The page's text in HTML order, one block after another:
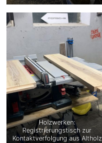
Holzwerken:
Registrierungstisch zur
Kontaktverfolgung aus Altholz